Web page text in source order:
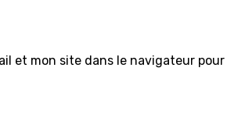
et mon site dans le navigateur